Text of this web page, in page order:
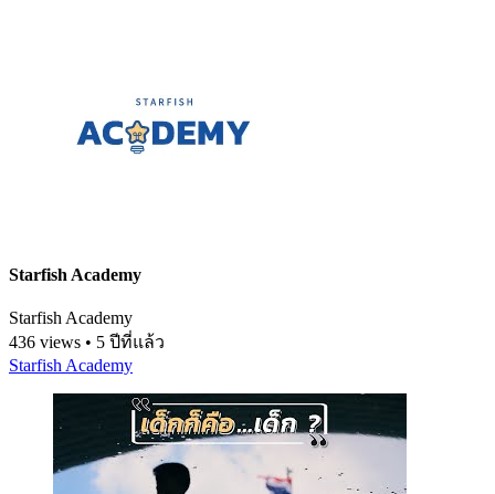
Starfish Academy
Starfish Academy
436 views • 5 ปีที่แล้ว
Starfish Academy